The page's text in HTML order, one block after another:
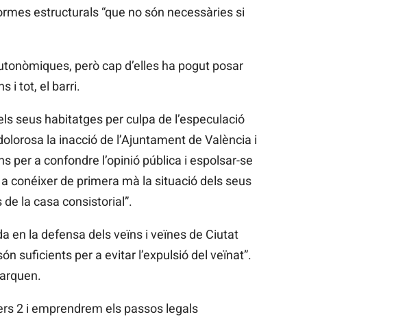
estructurals “que no són necessàries si
però cap d’elles ha pogut posar
i tot, el barri.
seus habitatges per culpa de l’especulació
la inacció de l’Ajuntament de València i
per a confondre l’opinió pública i espolsar-se
conéixer de primera mà la situació dels seus
la casa consistorial”.
en la defensa dels veïns i veïnes de Ciutat
suficients per a evitar l’expulsió del veïnat”.
2 i emprendrem els passos legals